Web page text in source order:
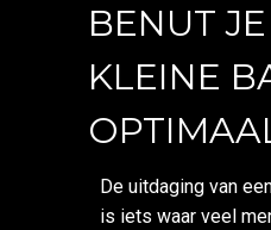
BENUT
KLEINE
De uitdaging van
is iets waar veel